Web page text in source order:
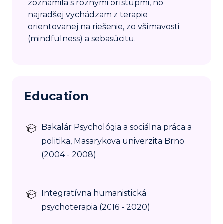
zoznámila s rôznymi prístupmi, no
najradšej vychádzam z terapie
orientovanej na riešenie, zo všímavosti
(mindfulness) a sebasúcitu.
Education
Bakalár Psychológia a sociálna práca a
politika, Masarykova univerzita Brno
(2004 - 2008)
Integratívna humanistická
psychoterapia (2016 - 2020)